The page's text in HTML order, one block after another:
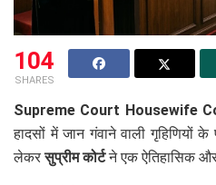
104
SHARES
Supreme Court Housewife
हादसों में जान गंवाने वाली गृहिणियों
लेकरसुप्रीम कोर्टने एक ऐतिहासिक